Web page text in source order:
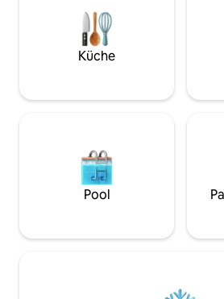
Feuerstelle draußen mit
atemberaubender Aussicht Im
gibt es eine Toilette , einen
ein Restaurant , einen Wasserkocher
Küche
Pool